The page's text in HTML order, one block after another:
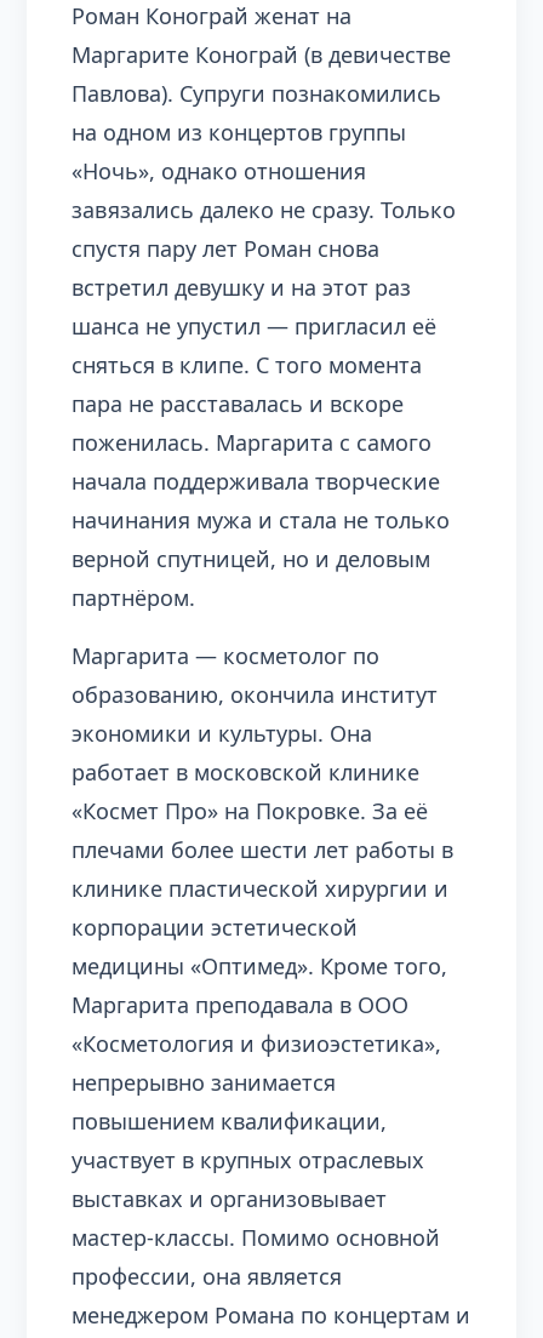
Роман Конограй женат на
Маргарите Конограй (в девичестве
Павлова). Супруги познакомились
на одном из концертов группы
«Ночь», однако отношения
завязались далеко не сразу. Только
спустя пару лет Роман снова
встретил девушку и на этот раз
шанса не упустил — пригласил её
сняться в клипе. С того момента
пара не расставалась и вскоре
поженилась. Маргарита с самого
начала поддерживала творческие
начинания мужа и стала не только
верной спутницей, но и деловым
партнёром.
Маргарита — косметолог по
образованию, окончила институт
экономики и культуры. Она
работает в московской клинике
«Космет Про» на Покровке. За её
плечами более шести лет работы в
клинике пластической хирургии и
корпорации эстетической
медицины «Оптимед». Кроме того,
Маргарита преподавала в ООО
«Косметология и физиоэстетика»,
непрерывно занимается
повышением квалификации,
участвует в крупных отраслевых
выставках и организовывает
мастер-классы. Помимо основной
профессии, она является
менеджером Романа по концертам и